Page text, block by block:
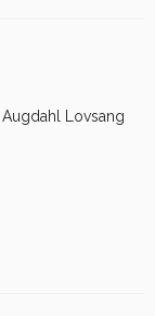
Lovsang